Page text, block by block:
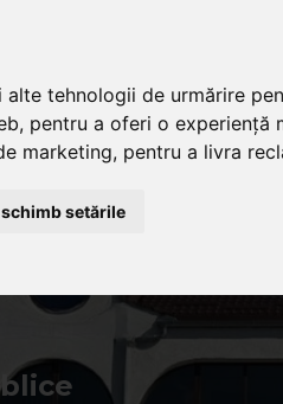
tehnologii de urmărire
, pentru a oferi o experiență
marketing, pentru a livra
setările